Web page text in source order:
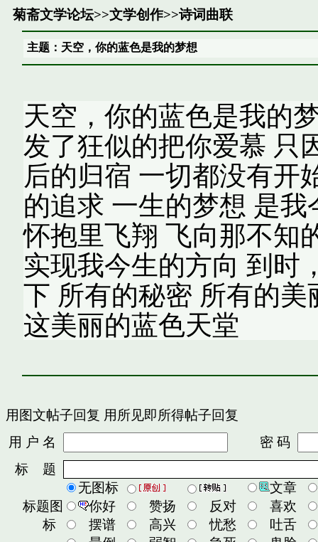
菊斋文学论坛>>文学创作>>诗词曲联
主题：天空，你的蓝色是我的梦想
天空，你的蓝色是我的
发了狂似的把你爱慕 只
后的归宿 一切都没有开
的追求 一生的梦想 是
怀抱里飞翔 飞向那不知
实现我今生的方向 到时
下 所有的秘密 所有的
这美丽的蓝色天堂
用图文帖子回复 用所见即所得帖子回复
用 户 名
密 码
标 题
标题图
标
无图标
文章
你好
赞扬 反对
喜欢
摆谱
高兴 忧愁
吐舌